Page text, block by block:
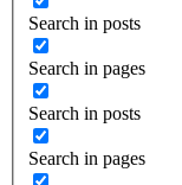
Search in posts
Search in pages
Search in posts
Search in pages